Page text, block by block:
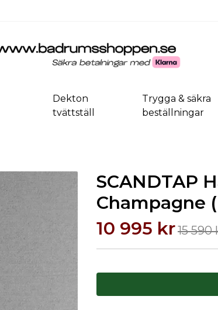
Dekton
tvättställ
Trygga & säkra
beställningar
SCANDTAP
Champagne
10 995 kr15 590